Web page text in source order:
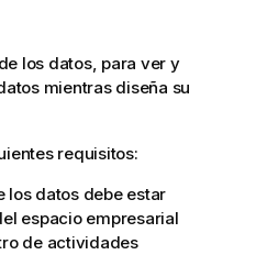
los datos, para ver y
mientras diseña su
requisitos:
los datos debe estar
espacio empresarial
de actividades